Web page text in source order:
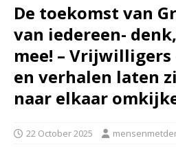
De toekomst van
van iedereen-
mee! –
en verhalen laten
naar elkaar
22 October 2025